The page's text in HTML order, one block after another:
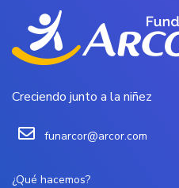
Creciendo junto a la niñez
funarcor@arcor.com
¿Qué hacemos?